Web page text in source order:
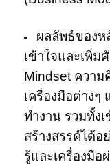
ผลลัพธ์ของห
เข้าใจและเพิ่ม
Mindset ความ
เครื่องมือต่างๆ
ทำงาน รวมทั้ง
สร้างสรรค์ได้อ
รู้และเครื่องมือ